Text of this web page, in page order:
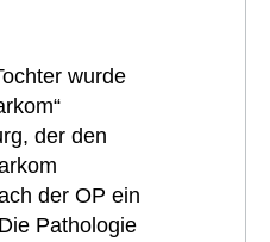
wurde
der den
der OP ein
Pathologie